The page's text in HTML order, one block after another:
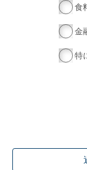
食
金
特